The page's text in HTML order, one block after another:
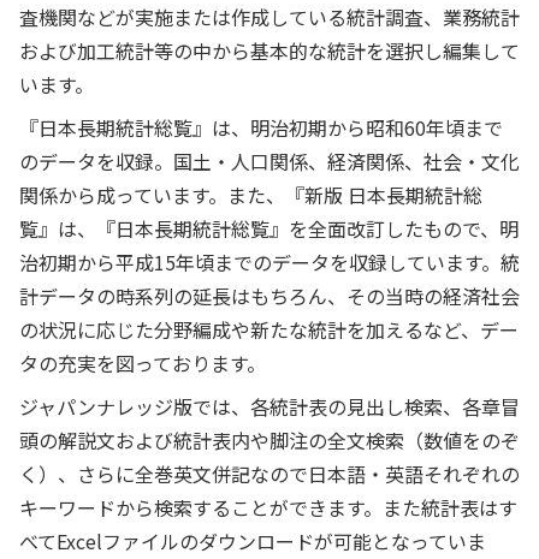
査機関などが実施または作成している統計調査、業務統計
および加工統計等の中から基本的な統計を選択し編集して
います。
『日本長期統計総覧』は、明治初期から昭和60年頃まで
のデータを収録。国土・人口関係、経済関係、社会・文化
関係から成っています。また、『新版 日本長期統計総
覧』は、『日本長期統計総覧』を全面改訂したもので、明
治初期から平成15年頃までのデータを収録しています。統
計データの時系列の延長はもちろん、その当時の経済社会
の状況に応じた分野編成や新たな統計を加えるなど、デー
タの充実を図っております。
ジャパンナレッジ版では、各統計表の見出し検索、各章冒
頭の解説文および統計表内や脚注の全文検索（数値をのぞ
く）、さらに全巻英文併記なので日本語・英語それぞれの
キーワードから検索することができます。また統計表はす
べてExcelファイルのダウンロードが可能となっていま